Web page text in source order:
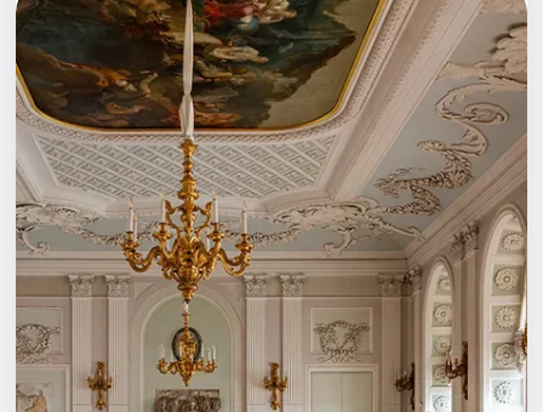
Выставки
Квесты
Экскурсии
Спорт
События
Города
Площадки